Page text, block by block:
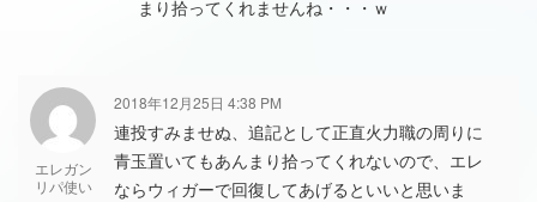
まり拾ってくれませんね・・・ｗ
エレガン
リパ使い
2018年12月25日 4:38 PM
連投すみませぬ、追記として正直火力職の周りに
青玉置いてもあんまり拾ってくれないので、エレ
ならウィガーで回復してあげるといいと思いま